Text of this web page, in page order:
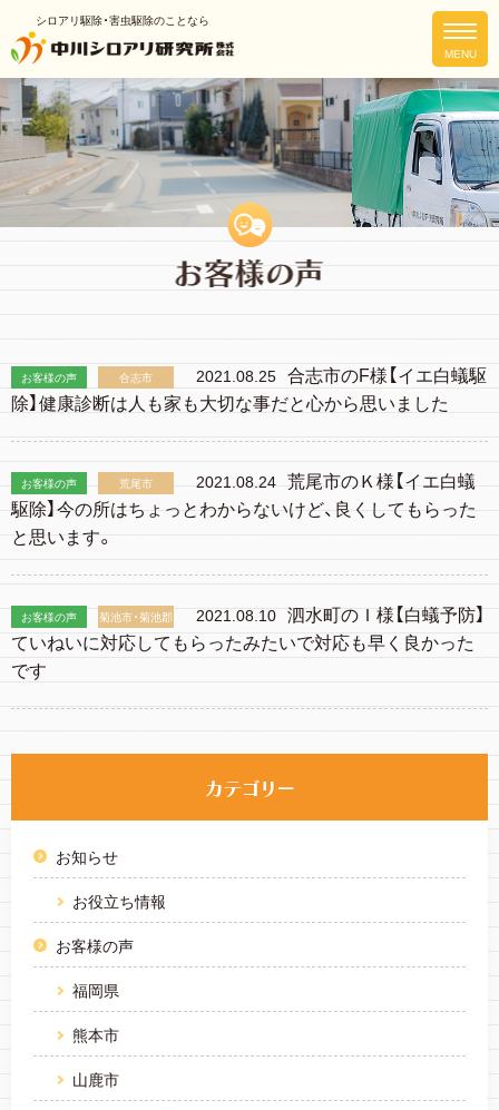
シロアリ駆除・害虫駆除のことなら
お知らせ
お役立ち情報
お客様の声
福岡県
熊本市
山鹿市
お客様の声 合志市 2021.08.25 合志市のF様【イエ白蟻駆
除】健康診断は人も家も大切な事だと心から思いました
お客様の声 荒尾市 2021.08.24 荒尾市のＫ様【イエ白蟻
駆除】今の所はちょっとわからないけど、良くしてもらった
と思います。
お客様の声 菊池市・菊池郡 2021.08.10 泗水町のＩ様【白蟻予防】
ていねいに対応してもらったみたいで対応も早く良かった
です